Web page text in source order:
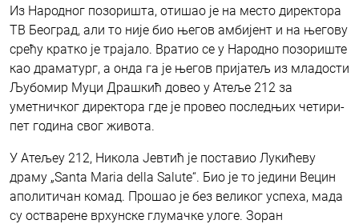
Из Народног позоришта, отишао је на место директора
ТВ Београд, али то није био његов амбијент и на његову
срећу кратко је трајало. Вратио се у Народно позориште
као драматург, а онда га је његов пријатељ из младости
Љубомир Муци Драшкић довео у Атеље 212 за
уметничког директора где је провео последњих четири-
пет година свог живота.
У Атељеу 212, Никола Јевтић је поставио Лукићеву
драму „Santa Maria della Salute“. Био је то једини Вецин
аполитичан комад. Прошао је без великог успеха, мада
су остварене врхунске глумачке улоге. Зоран